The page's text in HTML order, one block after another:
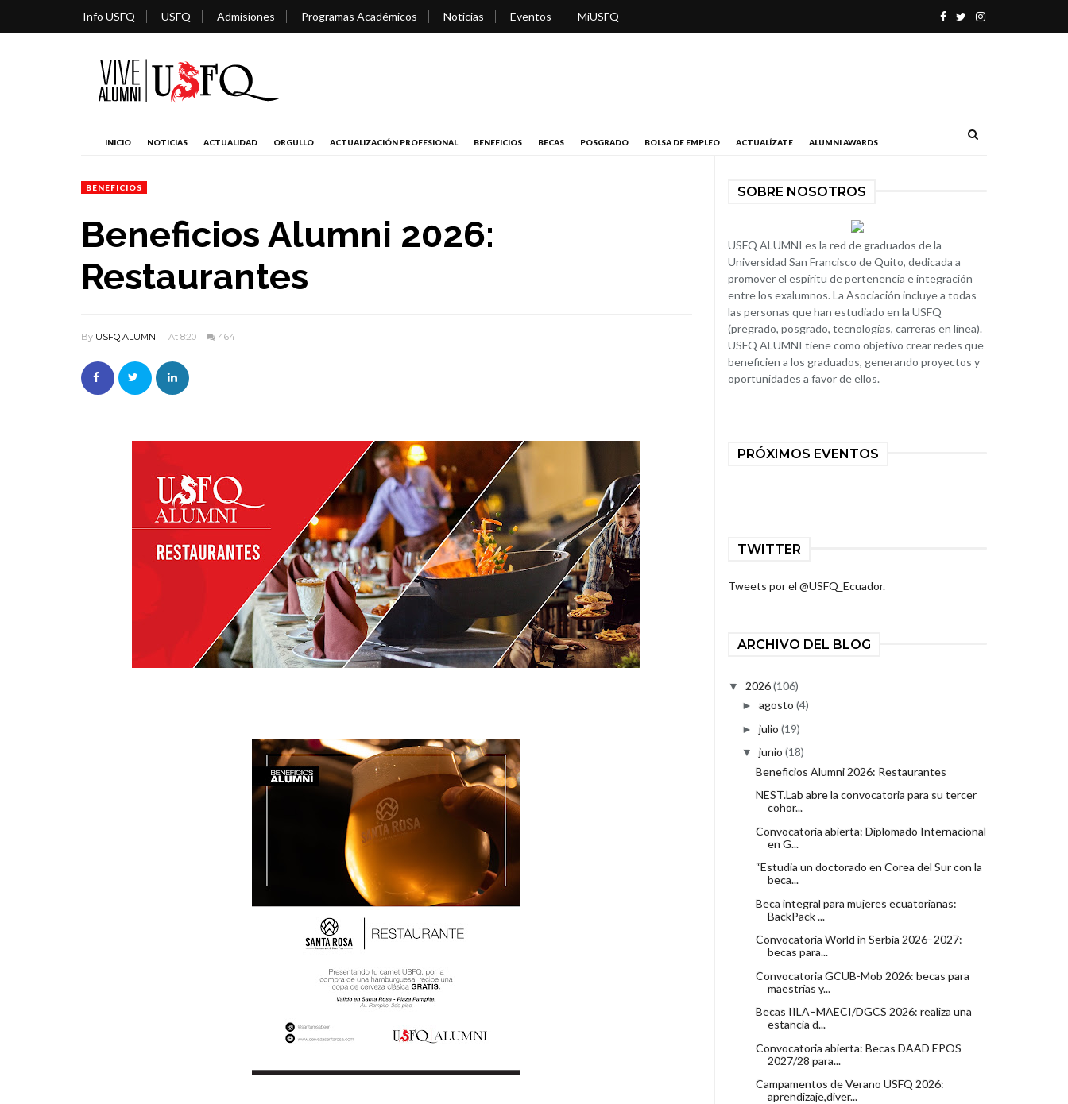
Info USFQ USFQ Admisiones Programas Académicos Noticias Eventos MiUSFQ
INICIO NOTICIAS ACTUALIDAD ORGULLO ACTUALIZACIÓN PROFESIONAL BENEFICIOS BECAS POSGRADO BOLSA DE EMPLEO ACTUALÍZATE ALUMNI AWARDS
BENEFICIOS
Beneficios Alumni 2026:
Restaurantes
By USFQ ALUMNI At 8:20 464
SOBRE NOSOTROS
USFQ ALUMNI es la red de graduados de la
Universidad San Francisco de Quito, dedicada a
promover el espíritu de pertenencia e integración
entre los exalumnos. La Asociación incluye a todas
las personas que han estudiado en la USFQ
(pregrado, posgrado, tecnologías, carreras en línea).
USFQ ALUMNI tiene como objetivo crear redes que
beneficien a los graduados, generando proyectos y
oportunidades a favor de ellos.
PRÓXIMOS EVENTOS
TWITTER
Tweets por el @USFQ_Ecuador.
ARCHIVO DEL BLOG
▼ 2026(106)
► agosto (4)
► julio (19)
▼ junio (18)
Beneficios Alumni 2026: Restaurantes
NEST.Lab abre la convocatoria para su tercer
cohor...
Convocatoria abierta: Diplomado Internacional
en G...
“Estudia un doctorado en Corea del Sur con la
beca...
Beca integral para mujeres ecuatorianas:
BackPack ...
Convocatoria World in Serbia 2026–2027:
becas para...
Convocatoria GCUB-Mob 2026: becas para
maestrías y...
Becas IILA–MAECI/DGCS 2026: realiza una
estancia d...
Convocatoria abierta: Becas DAAD EPOS
2027/28 para...
Campamentos de Verano USFQ 2026:
aprendizaje,diver...